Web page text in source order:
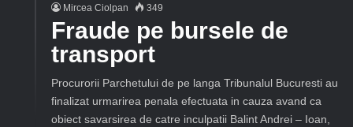
Mircea Ciolpan 349
Fraude pe bursele de
transport
Procurorii Parchetului de pe langa Tribunalul Bucuresti au
finalizat urmarirea penala efectuata in cauza avand ca
obiect savarsirea de catre inculpatii Balint Andrei – Ioan,